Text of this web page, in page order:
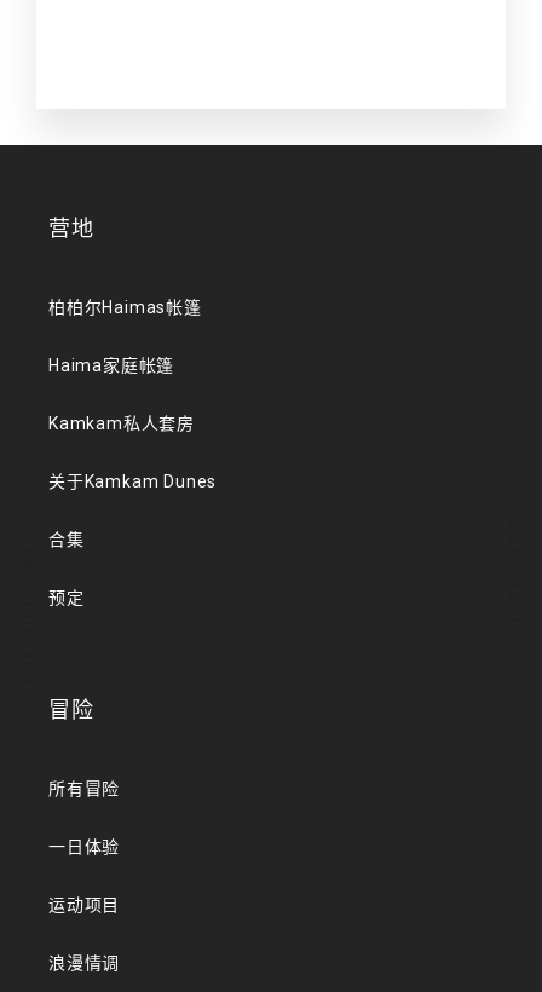
营地
柏柏尔Haimas帐篷
Haima家庭帐篷
Kamkam私人套房
关于Kamkam Dunes
合集
预定
冒险
所有冒险
一日体验
运动项目
浪漫情调